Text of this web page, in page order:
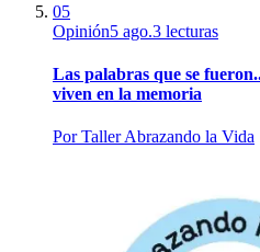
05
Opinión5 ago.3 lecturas
Las palabras que se
viven en la memoria
PorTaller Abrazando la Vida